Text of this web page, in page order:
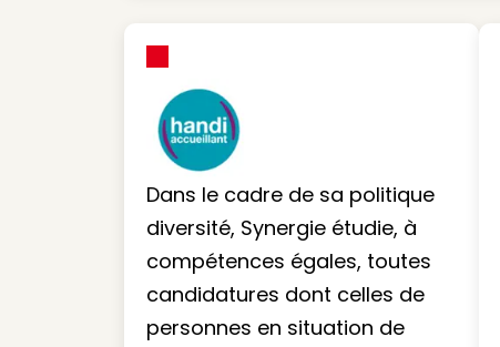
Dans le cadre de sa politique
diversité, Synergie étudie, à
compétences égales, toutes
candidatures dont celles de
personnes en situation de